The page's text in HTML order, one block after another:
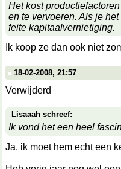
Het kost
en te vervoeren. Als je
feite kapitaalvernietiging.
Ik koop ze dan ook niet
18-02-2008, 21:57
Verwijderd
Lisaaah schreef:
Ik vond het een heel
Ja, ik moet hem echt een